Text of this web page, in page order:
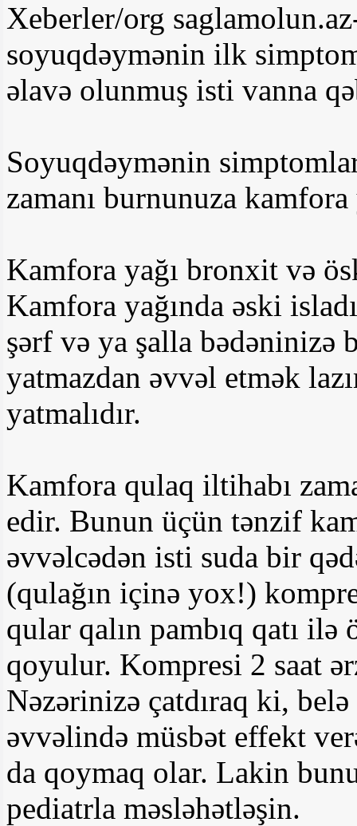
Xeberler/org
soyuqdəymənin ilk
əlavə olunmuş isti vanna
Soyuqdəymənin
zamanı burnunuza kamfora
Kamfora yağı bronxit və
Kamfora yağında əski
şərf və ya şalla bədəninizə
yatmazdan əvvəl etmək
yatmalıdır.
Kamfora qulaq iltihabı
edir. Bunun üçün tənzif
əvvəlcədən isti suda bir
(qulağın içinə yox!)
qular qalın pambıq qatı
qoyulur. Kompresi 2 saat
Nəzərinizə çatdıraq ki,
əvvəlində müsbət effekt
da qoymaq olar. Lakin
pediatrla məsləhətləşin.